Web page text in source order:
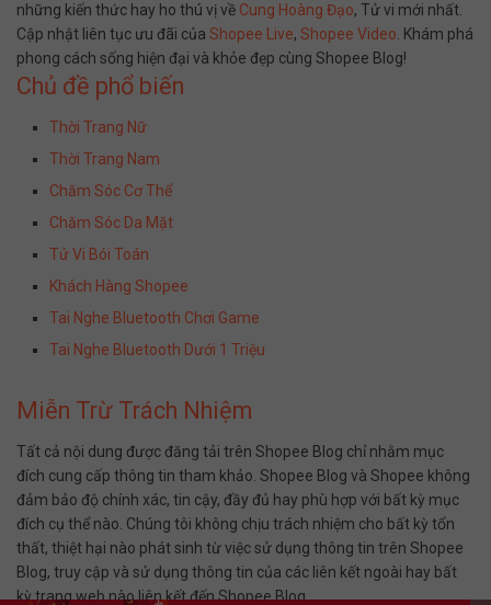
những kiến thức hay ho thú vị về Cung Hoàng Đạo, Tử vi mới nhất.
Cập nhật liên tục ưu đãi của Shopee Live, Shopee Video . Khám phá
phong cách sống hiện đại và khỏe đẹp cùng Shopee Blog!
Chủ đề phổ biến
Thời Trang Nữ
Thời Trang Nam
Chăm Sóc Cơ Thể
Chăm Sóc Da Mặt
Tử Vi Bói Toán
Khách Hàng Shopee
Tai Nghe Bluetooth Chơi Game
Tai Nghe Bluetooth Dưới 1 Triệu
Miễn Trừ Trách Nhiệm
Tất cả nội dung được đăng tải trên Shopee Blog chỉ nhằm mục
đích cung cấp thông tin tham khảo. Shopee Blog và Shopee không
đảm bảo độ chính xác, tin cậy, đầy đủ hay phù hợp với bất kỳ mục
đích cụ thể nào. Chúng tôi không chịu trách nhiệm cho bất kỳ tổn
thất, thiệt hại nào phát sinh từ việc sử dụng thông tin trên Shopee
Blog, truy cập và sử dụng thông tin của các liên kết ngoài hay bất
kỳ trang web nào liên kết đến Shopee Blog.